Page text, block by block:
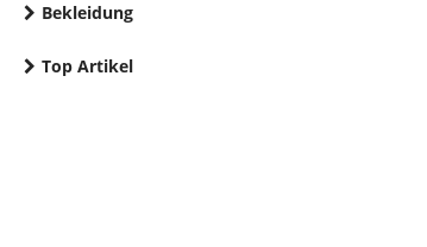
Bekleidung
Top Artikel